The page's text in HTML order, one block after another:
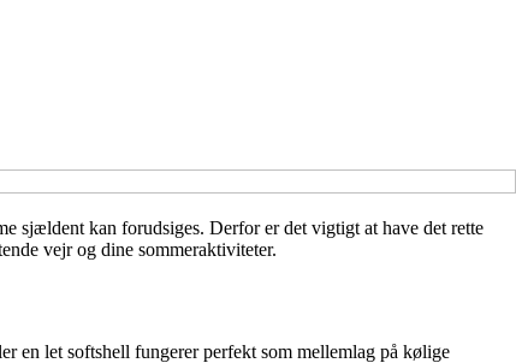
sjældent kan forudsiges. Derfor er det vigtigt at have det rette
vejr og dine sommeraktiviteter.
en let softshell fungerer perfekt som mellemlag på kølige